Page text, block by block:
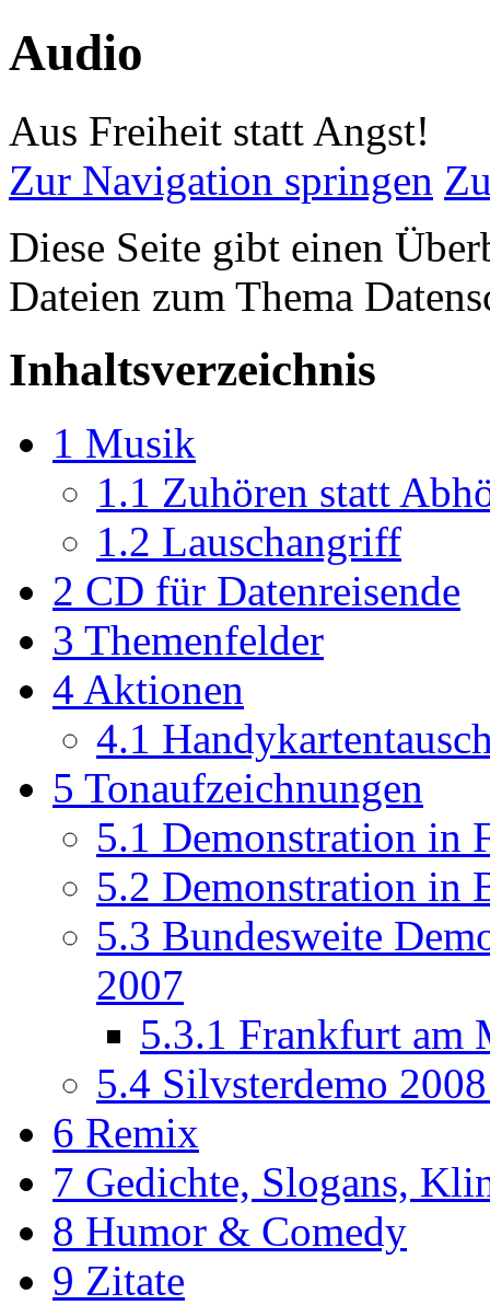
Audio
Aus Freiheit statt Angst!
Zur Navigation springen
Diese Seite gibt einen
Dateien zum Thema
Inhaltsverzeichnis
1 Musik
1.1 Zuhören statt
1.2 Lauschangriff
2 CD für Datenreisende
3 Themenfelder
4 Aktionen
4.1
5 Tonaufzeichnungen
5.1 Demonstration in
5.2 Demonstration in
5.3 Bundesweite
2007
5.3.1 Frankfurt am
5.4 Silvsterdemo
6 Remix
7 Gedichte, Slogans,
8 Humor & Comedy
9 Zitate